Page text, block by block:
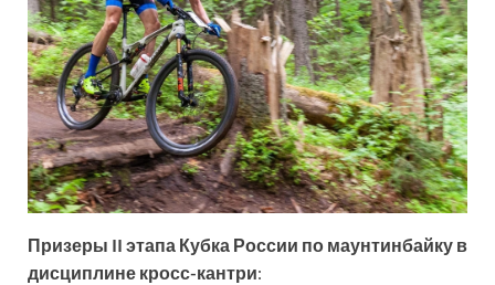
Призеры II этапа Кубка России по маунтинбайку в
дисциплине кросс-кантри: